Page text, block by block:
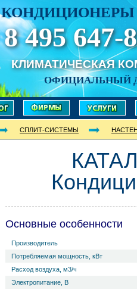
КОНДИЦИОНЕРЫ
8 495 647-
КЛИМАТИЧЕСКАЯ
ОФИЦИАЛЬНЫЙ
СПЛИТ-СИСТЕМЫ
Основные особенности
Производитель
Потребляемая мощность, кВт
Расход воздуха, м3/ч
Электропитание, В